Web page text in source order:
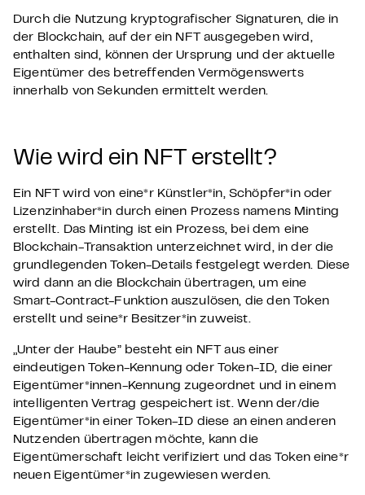
Durch die Nutzung kryptografischer Signaturen, die in
der Blockchain, auf der ein NFT ausgegeben wird,
enthalten sind, können der Ursprung und der aktuelle
Eigentümer des betreffenden Vermögenswerts
innerhalb von Sekunden ermittelt werden.
Wie wird ein NFT erstellt?
Ein NFT wird von eine*r Künstler*in, Schöpfer*in oder
Lizenzinhaber*in durch einen Prozess namens Minting
erstellt. Das Minting ist ein Prozess, bei dem eine
Blockchain-Transaktion unterzeichnet wird, in der die
grundlegenden Token-Details festgelegt werden. Diese
wird dann an die Blockchain übertragen, um eine
Smart-Contract-Funktion auszulösen, die den Token
erstellt und seine*r Besitzer*in zuweist.
„Unter der Haube” besteht ein NFT aus einer
eindeutigen Token-Kennung oder Token-ID, die einer
Eigentümer*innen-Kennung zugeordnet und in einem
intelligenten Vertrag gespeichert ist. Wenn der/die
Eigentümer*in einer Token-ID diese an einen anderen
Nutzenden übertragen möchte, kann die
Eigentümerschaft leicht verifiziert und das Token eine*r
neuen Eigentümer*in zugewiesen werden.